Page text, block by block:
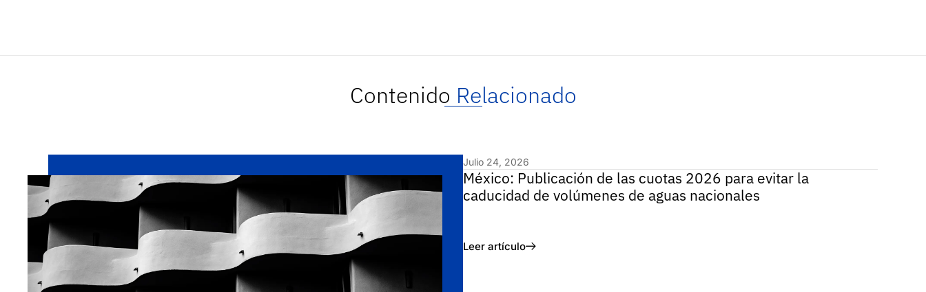
Contenido Relacionado
Julio 24, 2026
México: Publicación de las cuotas 2026 para evitar la
caducidad de volúmenes de aguas nacionales
Leer artículo